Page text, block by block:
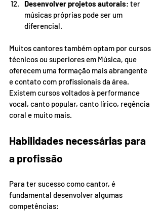
Desenvolver projetos autorais: ter
músicas próprias pode ser um
diferencial.
Muitos cantores também optam por cursos
técnicos ou superiores em Música, que
oferecem uma formação mais abrangente
e contato com profissionais da área.
Existem cursos voltados à performance
vocal, canto popular, canto lírico, regência
coral e muito mais.
Habilidades necessárias para
a profissão
Para ter sucesso como cantor, é
fundamental desenvolver algumas
competências: